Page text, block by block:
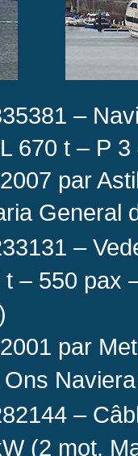
–
670 t – P
par
General
–
t – 550 pax
par
–
(2 mot.